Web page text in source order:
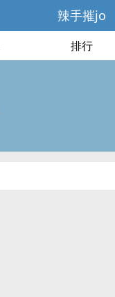
辣手摧jo
排行